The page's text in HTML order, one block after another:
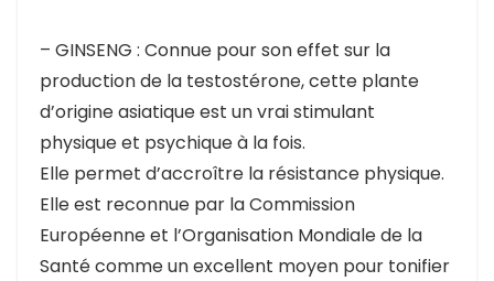
– GINSENG : Connue pour son effet sur la
production de la testostérone, cette plante
d’origine asiatique est un vrai stimulant
physique et psychique à la fois.
Elle permet d’accroître la résistance physique.
Elle est reconnue par la Commission
Européenne et l’Organisation Mondiale de la
Santé comme un excellent moyen pour tonifier